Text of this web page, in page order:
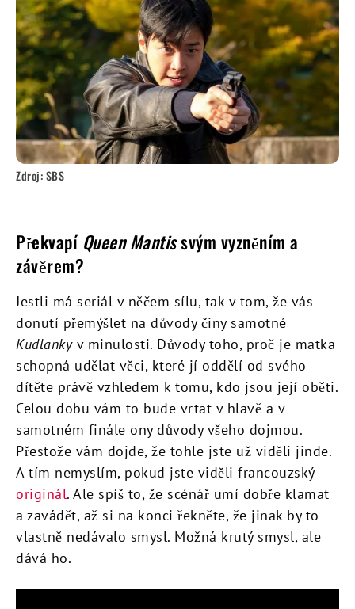
Zdroj: SBS
Překvapí Queen Mantissvým vyzněním a
závěrem?
Jestli má seriál v něčem sílu, tak v tom, že vás
donutí přemýšlet na důvody činy samotné
Kudlankyv minulosti. Důvody toho, proč je matka
schopná udělat věci, které jí oddělí od svého
dítěte právě vzhledem k tomu, kdo jsou její oběti.
Celou dobu vám to bude vrtat v hlavě a v
samotném finále ony důvody všeho dojmou.
Přestože vám dojde, že tohle jste už viděli jinde.
A tím nemyslím, pokud jste viděli francouzský
originál. Ale spíš to, že scénář umí dobře klamat
a zavádět, až si na konci řekněte, že jinak by to
vlastně nedávalo smysl. Možná krutý smysl, ale
dává ho.